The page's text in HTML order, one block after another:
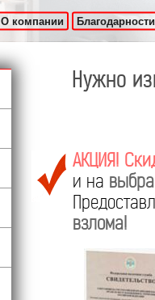
О компании Благодарности
Нужно
АКЦИЯ!
и на
взлома!